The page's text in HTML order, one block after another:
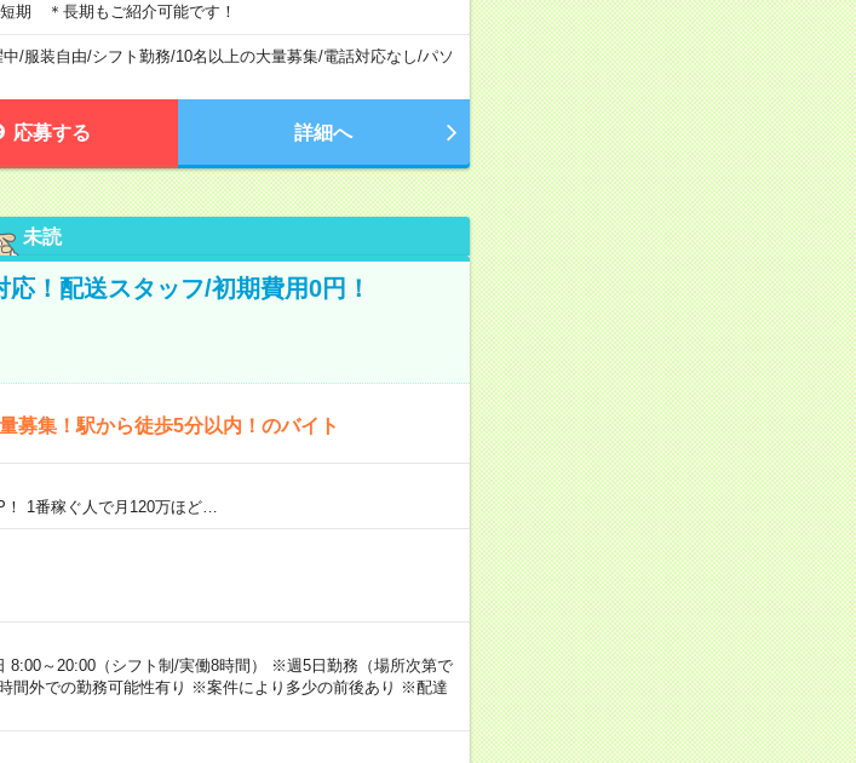
期 ＊長期もご紹介可能です！
/服装自由/シフト勤務/10名以上の大量募集/電話対応なし/パソ
応募する 詳細へ
未読
！配送スタッフ/初期費用0円！
募集！駅から徒歩5分以内！のバイト
1番稼ぐ人で月120万ほど…
8:00～20:00（シフト制/実働8時間） ※週5日勤務（場所次第で
間外での勤務可能性有り ※案件により多少の前後あり ※配達